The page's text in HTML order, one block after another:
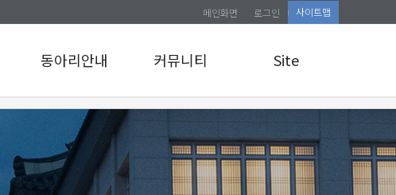
메인화면 로그인 사이트맵
동아리안내
동아리안내
커뮤니티
공지사항
관리자 교육 신청
Site
로그인